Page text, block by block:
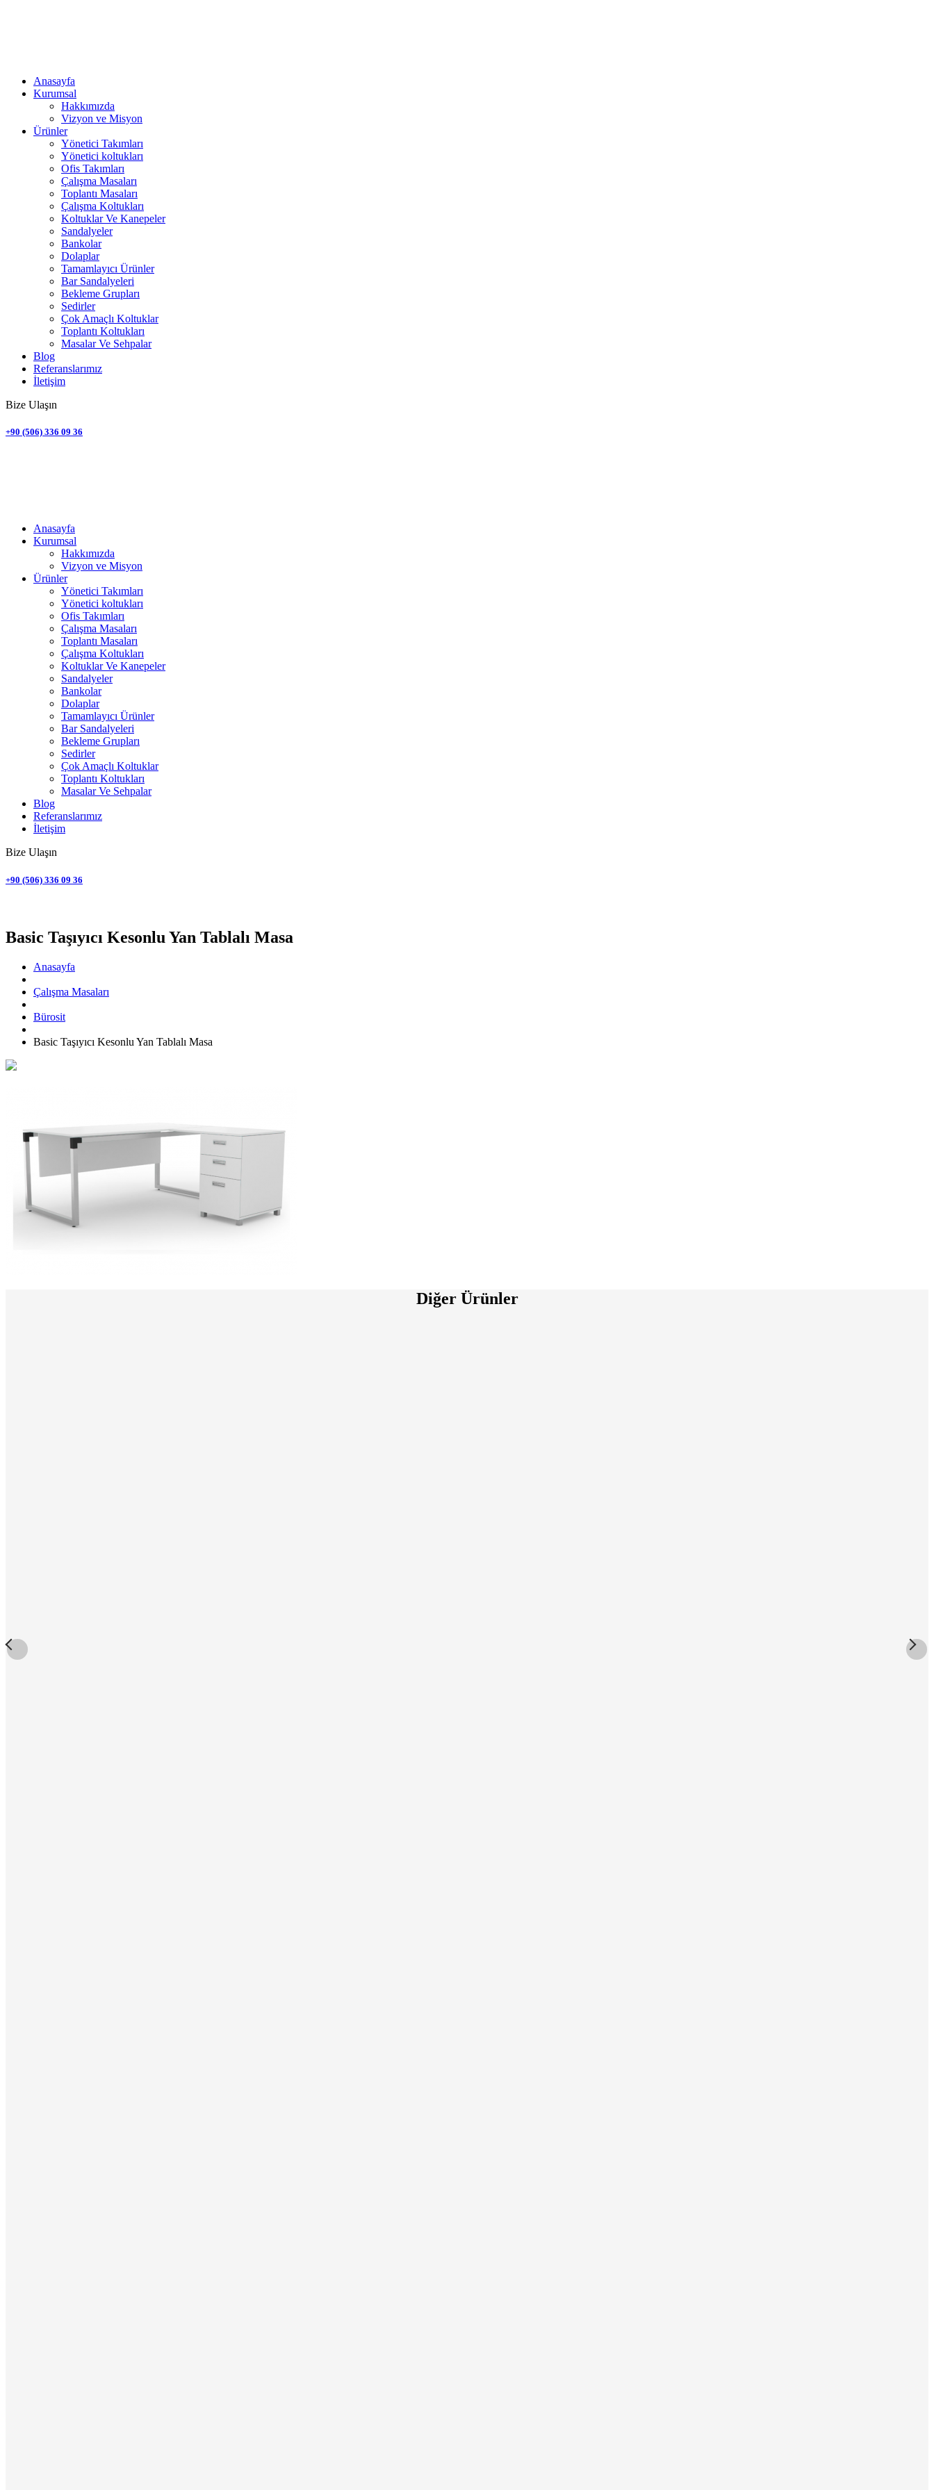
Anasayfa
Kurumsal
Hakkımızda
Vizyon ve Misyon
Ürünler
Yönetici Takımları
Yönetici koltukları
Ofis Takımları
Çalışma Masaları
Toplantı Masaları
Çalışma Koltukları
Koltuklar Ve Kanepeler
Sandalyeler
Bankolar
Dolaplar
Tamamlayıcı Ürünler
Bar Sandalyeleri
Bekleme Grupları
Sedirler
Çok Amaçlı Koltuklar
Toplantı Koltukları
Masalar Ve Sehpalar
Blog
Referanslarımız
İletişim
Bize Ulaşın
+90 (506) 336 09 36
Anasayfa
Kurumsal
Hakkımızda
Vizyon ve Misyon
Ürünler
Yönetici Takımları
Yönetici koltukları
Ofis Takımları
Çalışma Masaları
Toplantı Masaları
Çalışma Koltukları
Koltuklar Ve Kanepeler
Sandalyeler
Bankolar
Dolaplar
Tamamlayıcı Ürünler
Bar Sandalyeleri
Bekleme Grupları
Sedirler
Çok Amaçlı Koltuklar
Toplantı Koltukları
Masalar Ve Sehpalar
Blog
Referanslarımız
İletişim
Bize Ulaşın
+90 (506) 336 09 36
Basic Taşıyıcı Kesonlu Yan Tablalı Masa
Anasayfa
Çalışma Masaları
Bürosit
Basic Taşıyıcı Kesonlu Yan Tablalı Masa
Diğer Ürünler